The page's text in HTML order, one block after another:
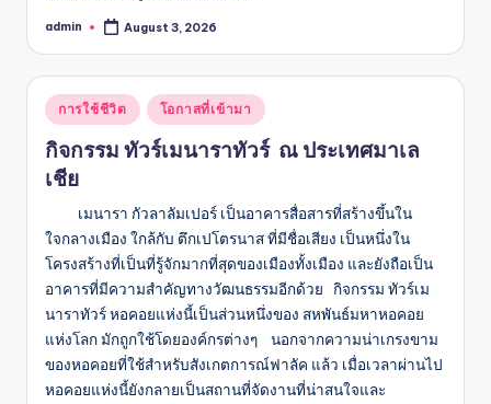
Posted
admin August 3, 2026
Posted
in
การใช้ชีวิต โอกาสที่เข้ามา
กิจกรรม ทัวร์เมนาราทัวร์ ณ ประเทศมาเล
เชีย
เมนารา กัวลาลัมเปอร์ เป็นอาคารสื่อสารที่สร้างขึ้นใน
ใจกลางเมือง ใกล้กับ ตึกเปโตรนาส ที่มีชื่อเสียง เป็นหนึ่งใน
โครงสร้างที่เป็นที่รู้จักมากที่สุดของเมืองทั้งเมือง และยังถือเป็น
อาคารที่มีความสำคัญทางวัฒนธรรมอีกด้วย กิจกรรม ทัวร์เม
นาราทัวร์ หอคอยแห่งนี้เป็นส่วนหนึ่งของ สหพันธ์มหาหอคอย
แห่งโลก มักถูกใช้โดยองค์กรต่างๆ นอกจากความน่าเกรงขาม
ของหอคอยที่ใช้สำหรับสังเกตการณ์ฟาลัค แล้ว เมื่อเวลาผ่านไป
หอคอยแห่งนี้ยังกลายเป็นสถานที่จัดงานที่น่าสนใจและ